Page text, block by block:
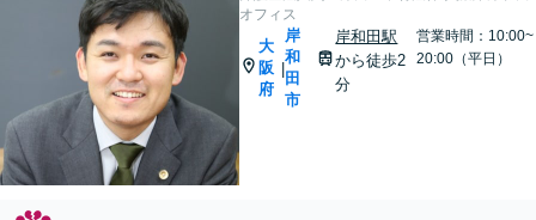
オフィス
大
阪
府
|
岸
和
田
市
岸和田駅
から徒歩2
分
営業時間：10:00~
20:00（平日）